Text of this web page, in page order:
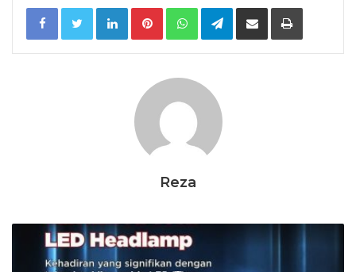
LinkedInPinterestWhatsAppTelegramShare via Email Print
Reza